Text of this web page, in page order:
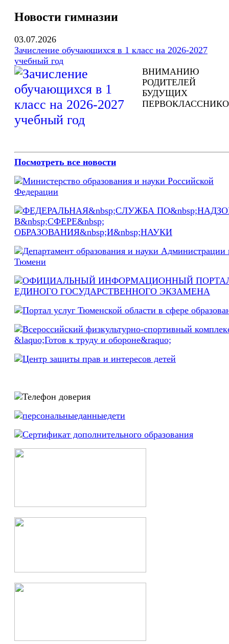
Новости гимназии
03.07.2026
Зачисление обучающихся в 1 класс на 2026-2027
учебный год
ВНИМАНИЮ
РОДИТЕЛЕЙ
БУДУЩИХ
Посмотреть все новости